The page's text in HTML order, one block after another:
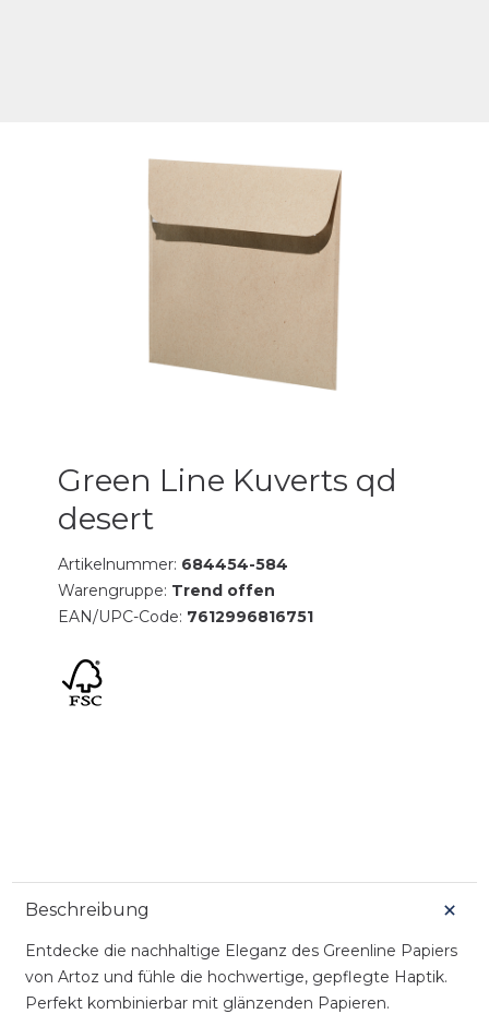
Green Line Kuverts qd
desert
Artikelnummer: 684454-584
Warengruppe: Trend offen
EAN/UPC-Code: 7612996816751
Beschreibung
Entdecke die nachhaltige Eleganz des Greenline Papiers
von Artoz und fühle die hochwertige, gepflegte Haptik.
Perfekt kombinierbar mit glänzenden Papieren.